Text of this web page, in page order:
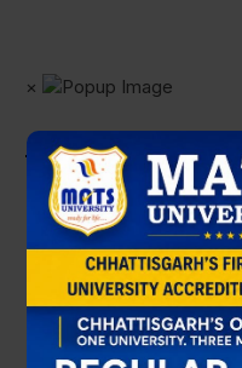
×
JINDAL STEEL